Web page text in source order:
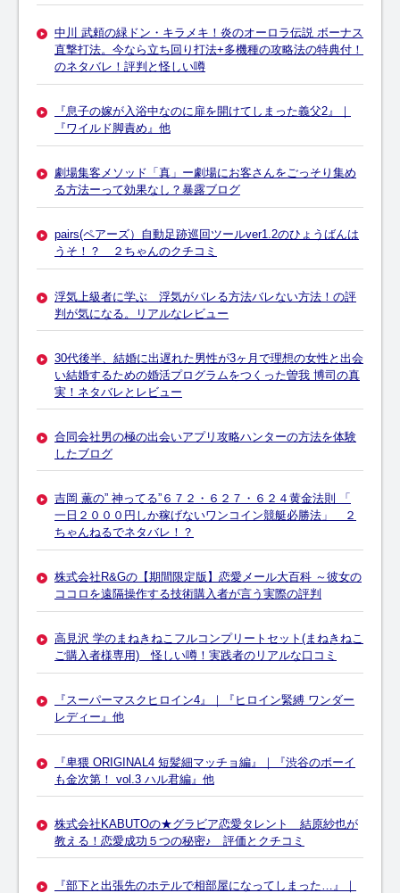
中川 武頼の緑ドン・キラメキ！炎のオーロラ伝説 ボーナス
直撃打法。今なら立ち回り打法+多機種の攻略法の特典付！
のネタバレ！評判と怪しい噂
『息子の嫁が入浴中なのに扉を開けてしまった義父2』｜
『ワイルド脚責め』他
劇場集客メソッド「真」ー劇場にお客さんをごっそり集め
る方法ーって効果なし？暴露ブログ
pairs(ペアーズ）自動足跡巡回ツールver1.2のひょうばんは
うそ！？ ２ちゃんのクチコミ
浮気上級者に学ぶ 浮気がバレる方法バレない方法！の評
判が気になる。リアルなレビュー
30代後半、結婚に出遅れた男性が3ヶ月で理想の女性と出会
い結婚するための婚活プログラムをつくった曽我 博司の真
実！ネタバレとレビュー
合同会社男の極の出会いアプリ攻略ハンターの方法を体験
したブログ
吉岡 薫の” 神ってる”６７２・６２７・６２４黄金法則 「
一日２０００円しか稼げないワンコイン競艇必勝法」 ２
ちゃんねるでネタバレ！？
株式会社R&Gの【期間限定版】恋愛メール大百科 ～彼女の
ココロを遠隔操作する技術購入者が言う実際の評判
高見沢 学のまねきねこフルコンプリートセット(まねきねこ
ご購入者様専用) 怪しい噂！実践者のリアルな口コミ
『スーパーマスクヒロイン4』｜『ヒロイン緊縛 ワンダー
レディー』他
『卑猥 ORIGINAL4 短髪細マッチョ編』｜『渋谷のボーイ
も金次第！ vol.3 ハル君編』他
株式会社KABUTOの★グラビア恋愛タレント 結原紗也が
教える！恋愛成功５つの秘密♪ 評価とクチコミ
『部下と出張先のホテルで相部屋になってしまった…』｜